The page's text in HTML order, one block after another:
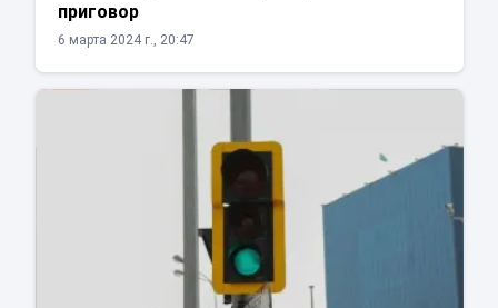
приговор
6 марта 2024 г., 20:47